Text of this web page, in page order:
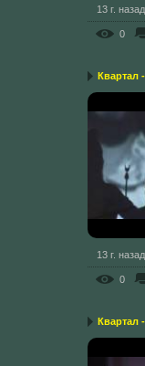
13 г. назад
0
Квартал
13 г. назад
0
Квартал